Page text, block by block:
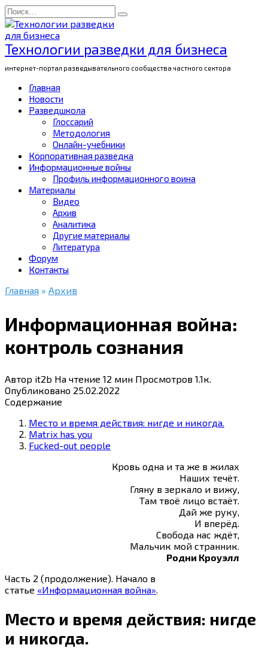
Перейти
к
содержанию
Search
for:
Технологии разведки для бизнеса
интернет-портал разведывательного сообщества частного сектора
Главная
Новости
Разведшкола
Глоссарий
Методология
Онлайн-учебники
Корпоративная разведка
Информационные войны
Профиль информационного воина
Материалы
Видео
Архив
Аналитика
Другие материалы
Литература
Форум
Контакты
Главная » Архив
Информационная война:
контроль сознания
Автор it2b На чтение 12 мин Просмотров 1.1к.
Опубликовано 25.02.2022
Содержание
Место и время действия: нигде и никогда.
Matrix has you
Fucked-out people
Кровь одна и та же в жилах
Наших течёт.
Гляну в зеркало и вижу,
Там твоё лицо встаёт.
Дай же руку,
И вперёд.
Свобода нас ждёт,
Мальчик мой странник.
Родни Кроуэлл
Часть 2 (продолжение). Начало в
статье «Информационная война».
Место и время действия: нигде
и никогда.